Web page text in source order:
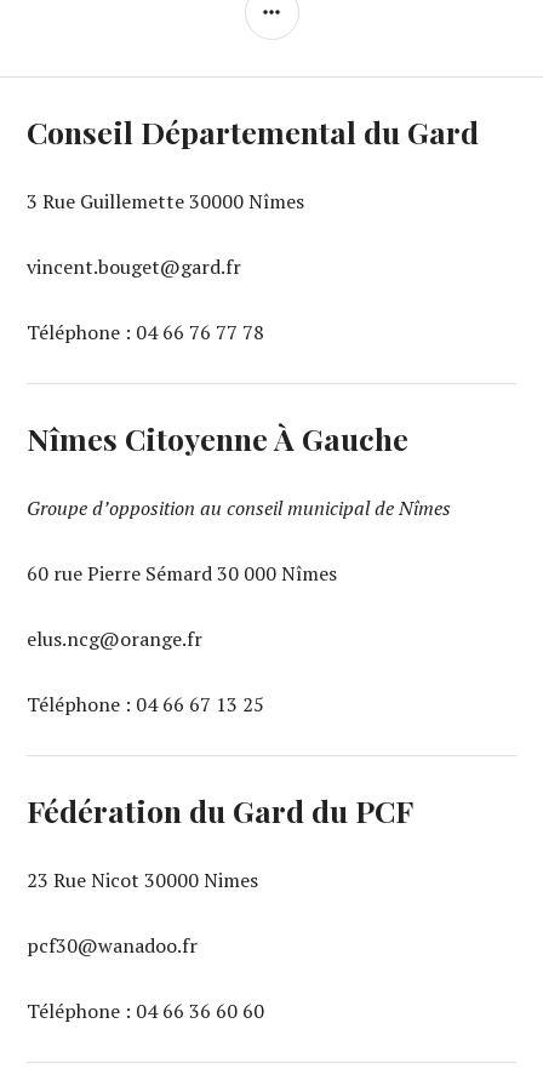
Conseil Départemental du Gard
3 Rue Guillemette 30000 Nîmes
vincent.bouget@gard.fr
Téléphone : 04 66 76 77 78
Nîmes Citoyenne À Gauche
Groupe d’opposition au conseil municipal de Nîmes
60 rue Pierre Sémard 30 000 Nîmes
elus.ncg@orange.fr
Téléphone : 04 66 67 13 25‬
Fédération du Gard du PCF
23 Rue Nicot 30000 Nimes
pcf30@wanadoo.fr
Téléphone : 04 66 36 60 60‬